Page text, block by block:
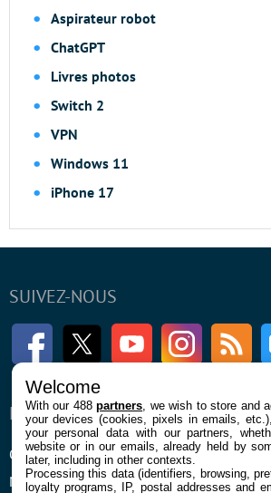
Aspirateur robot
ChatGPT
Livres photos
Switch 2
VPN
Windows 11
iPhone 17
SUIVEZ-NOUS
FacebookTwitter Youtube Instagram
ENTREPRISE
Qui sommes nous
Mentions légales et CGU
À
La
Contact
Welcome
With our 488partners , we wish to store and
your devices (cookies, pixels in emails,
your personal data with our partners,
website or in our emails, already held by
later, including in other contexts.
Processing this data (identifiers, browsing,
loyalty programs, IP, postal addresses and